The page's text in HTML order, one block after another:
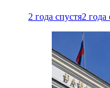
2 года спустя2 года